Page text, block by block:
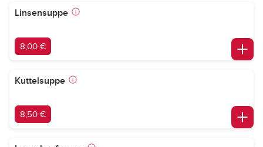
Linsensuppe
8,00 €
Kuttelsuppe
8,50 €